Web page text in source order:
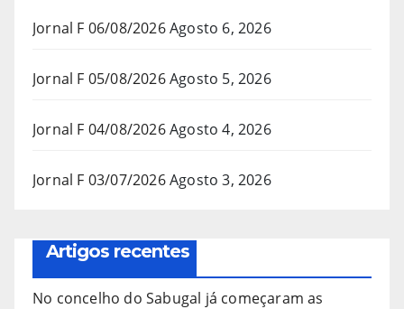
Jornal F 06/08/2026Agosto 6, 2026
Jornal F 05/08/2026Agosto 5, 2026
Jornal F 04/08/2026Agosto 4, 2026
Jornal F 03/07/2026Agosto 3, 2026
Artigos recentes
No concelho do Sabugal já começaram as